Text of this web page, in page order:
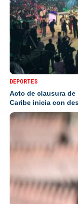
DEPORTES
Acto de clausura
Caribe inicia con